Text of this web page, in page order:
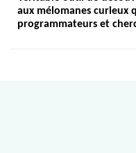
aux mélomanes curieux
programmateurs et